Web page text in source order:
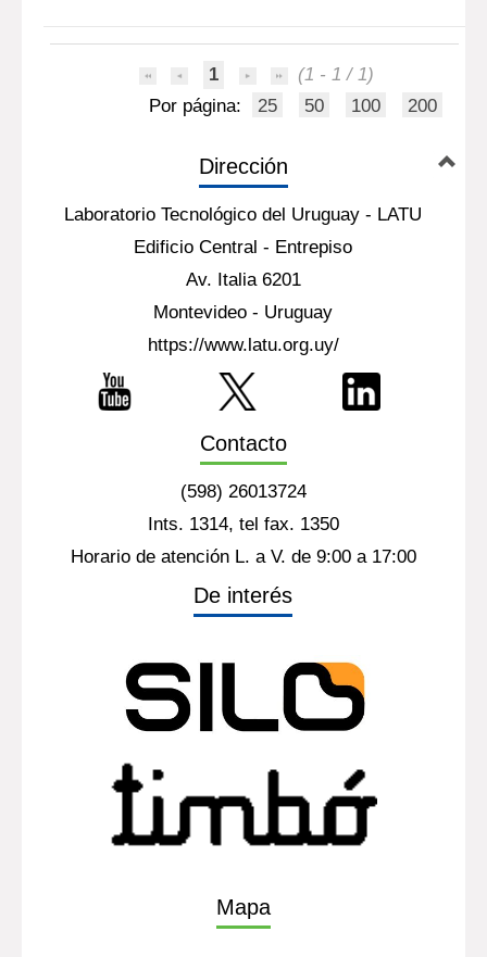
1
(1 - 1 / 1)
Por página:
25 50 100 200
Dirección
Laboratorio Tecnológico del Uruguay - LATU
Edificio Central - Entrepiso
Av. Italia 6201
Montevideo - Uruguay
https://www.latu.org.uy/
Contacto
(598) 26013724
Ints. 1314, tel fax. 1350
Horario de atención L. a V. de 9:00 a 17:00
De interés
Mapa